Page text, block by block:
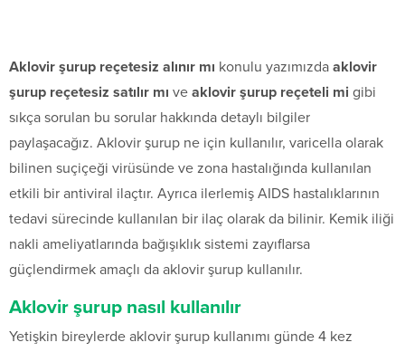
Aklovir şurup reçetesiz alınır mı konulu yazımızda aklovir
şurup reçetesiz satılır mı ve aklovir şurup reçeteli mi gibi
sıkça sorulan bu sorular hakkında detaylı bilgiler
paylaşacağız. Aklovir şurup ne için kullanılır, varicella olarak
bilinen suçiçeği virüsünde ve zona hastalığında kullanılan
etkili bir antiviral ilaçtır. Ayrıca ilerlemiş AIDS hastalıklarının
tedavi sürecinde kullanılan bir ilaç olarak da bilinir. Kemik iliği
nakli ameliyatlarında bağışıklık sistemi zayıflarsa
güçlendirmek amaçlı da aklovir şurup kullanılır.
Aklovir şurup nasıl kullanılır
Yetişkin bireylerde aklovir şurup kullanımı günde 4 kez